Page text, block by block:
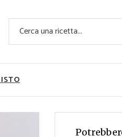
Cerca
Facili e Veloci
Primi Piatti
Dolci
Carne
Secondi
Utility
Super Alimenti
Ricette Vegetariane
Rumors